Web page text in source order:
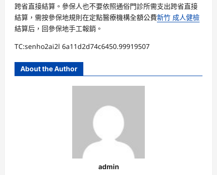
跨省直接結算。參保人也不要依照通俗門診所需支出跨省直接
結算，需按參保地規則在定點醫療機構全額公費新竹 成人健檢
結算后，回參保地手工報銷。
TC:senho2ai2l 6a11d2d74c6450.99919507
About the Author
admin